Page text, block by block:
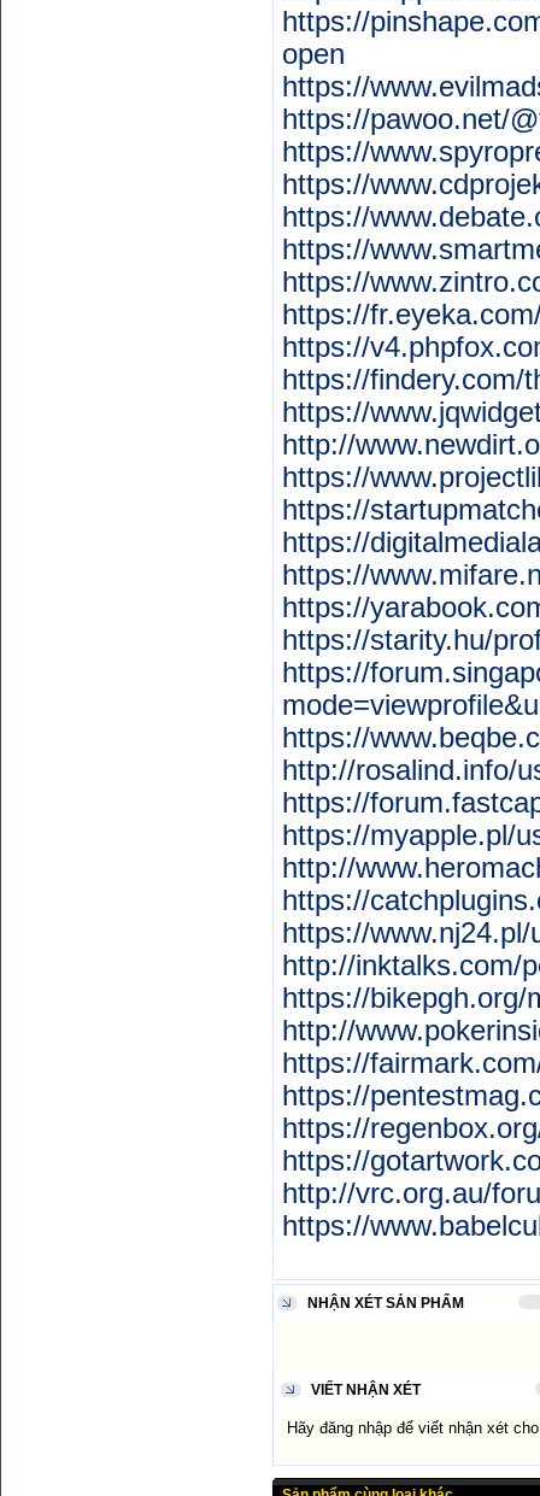
https://
open
https://
https://pawoo.net/
https://
https://
https://
https://
https://
https://
https://
https://findery.com/
https://
http://
https://
https://
https://
https://
https://
https://starity.hu/
https://
https://
http://rosalind.info/
https://
https://myapple.pl/
http://
https://
https://
http://inktalks.com/
https://bikepgh.org/
http://
https://
https://
https://
https://
http://vrc.org.au/
https://
NHẬN XÉT SẢN PHẨM
VIẾT NHẬN XÉT
Hãy đăng nhập để viết nhận xét